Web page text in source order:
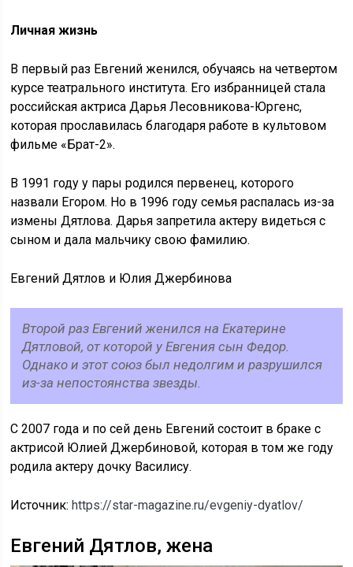
Личная жизнь
В первый раз Евгений женился, обучаясь на четвертом
курсе театрального института. Его избранницей стала
российская актриса Дарья Лесовникова-Юргенс,
которая прославилась благодаря работе в культовом
фильме «Брат-2».
В 1991 году у пары родился первенец, которого
назвали Егором. Но в 1996 году семья распалась из-за
измены Дятлова. Дарья запретила актеру видеться с
сыном и дала мальчику свою фамилию.
Евгений Дятлов и Юлия Джербинова
Второй раз Евгений женился на Екатерине
Дятловой, от которой у Евгения сын Федор.
Однако и этот союз был недолгим и разрушился
из-за непостоянства звезды.
С 2007 года и по сей день Евгений состоит в браке с
актрисой Юлией Джербиновой, которая в том же году
родила актеру дочку Василису.
Источник:https://star-magazine.ru/evgeniy-dyatlov/
Евгений Дятлов, жена